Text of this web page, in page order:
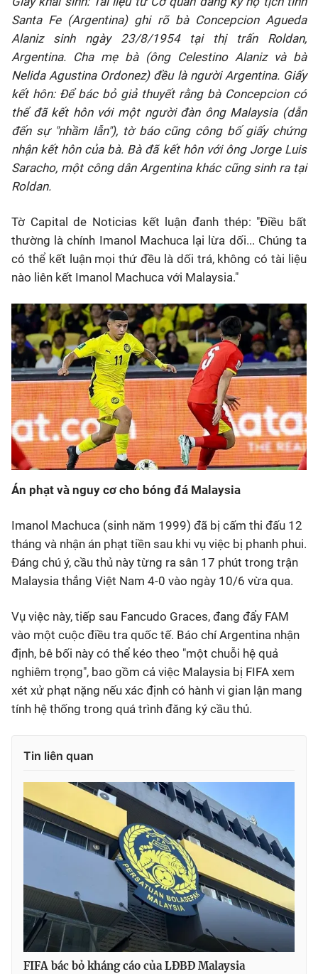
Santa Fe (Argentina) ghi rõ bà Concepcion Agueda
Alaniz sinh ngày 23/8/1954 tại thị trấn Roldan,
Argentina. Cha mẹ bà (ông Celestino Alaniz và bà
Nelida Agustina Ordonez) đều là người Argentina. Giấy
kết hôn: Để bác bỏ giả thuyết rằng bà Concepcion có
thể đã kết hôn với một người đàn ông Malaysia (dẫn
đến sự "nhầm lẫn"), tờ báo cũng công bố giấy chứng
nhận kết hôn của bà. Bà đã kết hôn với ông Jorge Luis
Saracho, một công dân Argentina khác cũng sinh ra tại
Roldan.
Tờ Capital de Noticias kết luận đanh thép: "Điều bất
thường là chính Imanol Machuca lại lừa dối... Chúng ta
có thể kết luận mọi thứ đều là dối trá, không có tài liệu
nào liên kết Imanol Machuca với Malaysia."
Án phạt và nguy cơ cho bóng đá Malaysia
Imanol Machuca (sinh năm 1999) đã bị cấm thi đấu 12
tháng và nhận án phạt tiền sau khi vụ việc bị phanh phui.
Đáng chú ý, cầu thủ này từng ra sân 17 phút trong trận
Malaysia thắng Việt Nam 4-0 vào ngày 10/6 vừa qua.
Vụ việc này, tiếp sau Fancudo Graces, đang đẩy FAM
vào một cuộc điều tra quốc tế. Báo chí Argentina nhận
định, bê bối này có thể kéo theo "một chuỗi hệ quả
nghiêm trọng", bao gồm cả việc Malaysia bị FIFA xem
xét xử phạt nặng nếu xác định có hành vi gian lận mang
tính hệ thống trong quá trình đăng ký cầu thủ.
Tin liên quan
FIFA bác bỏ kháng cáo của LĐBĐ Malaysia